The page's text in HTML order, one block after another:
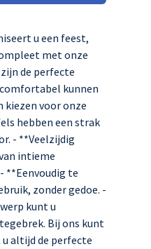
u een feest,
met onze
de perfecte
kunnen
kiezen voor onze
hebben een strak
- **Veelzijdig
intieme
**Eenvoudig te
zonder gedoe. -
kunt u
Bij ons kunt
altijd de perfecte